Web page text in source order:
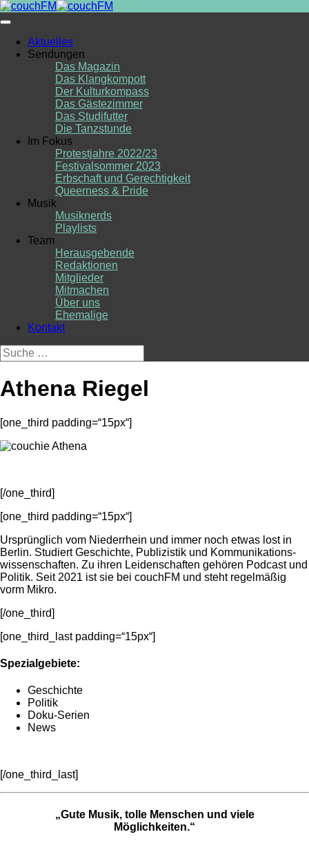
Skip
to
Aktuelles
Sendungen
Das Magazin
Das Klangkompott
Der Kulturkompass
Das Gästezimmer
Das Studifutter
Die Tanzstunde
Im Fokus
Protestjahre 2022/23
Festivalsommer 2023
Erbschaft und Gerechtigkeit
Queerness & Pride
Musik
Musiknerds
Playlists
Team
Herausgebende
Redaktionen
Mitglieder
Mitmachen
Über uns
Ehemalige
Kontakt
Suche
nach:
Athena Riegel
[one_third padding=“15px“]
[/one_third]
[one_third padding=“15px“]
Ursprünglich vom Niederrhein und immer noch etwas lost in
Berlin. Studiert Geschichte, Publizistik und Kommunikations-
wissenschaften. Zu ihren Leidenschaften gehören Podcast und
Politik. Seit 2021 ist sie bei couchFM und steht regelmäßig
vorm Mikro.
[/one_third]
[one_third_last padding=“15px“]
Spezialgebiete:
Geschichte
Politik
Doku-Serien
News
[/one_third_last]
„Gute Musik, tolle Menschen und viele
Möglichkeiten.“